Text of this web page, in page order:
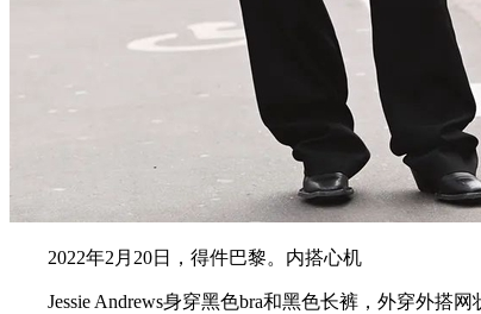
2022年2月20日，得件巴黎。内搭心机
Jessie Andrews身穿黑色bra和黑色长裤，外穿外搭网